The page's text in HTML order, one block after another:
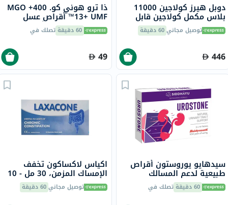
دوبل هيرز كولاجين 11000
بلاس مكمل كولاجين قابل
للشرب لصحة المفاصل، قوارير
جرعة واحدة حزمة من 30 توصيل مجاني60 دقيقة
446
ذا ترو هوني كو. 400+ MGO
13+ UMF™ أقراص عسل
مانوكا 2.8 جرام 8 أقراص60 دقيقة تصلك في
49
سيدهايو يوروستون أقراص
طبيعية لدعم المسالك
البولية، حزمة من 30
60 دقيقة تصلك في
اكياس لاكساكون تخفف
الإمساك المزمن، 30 مل - 10
قطع توصيل مجاني60 دقيقة